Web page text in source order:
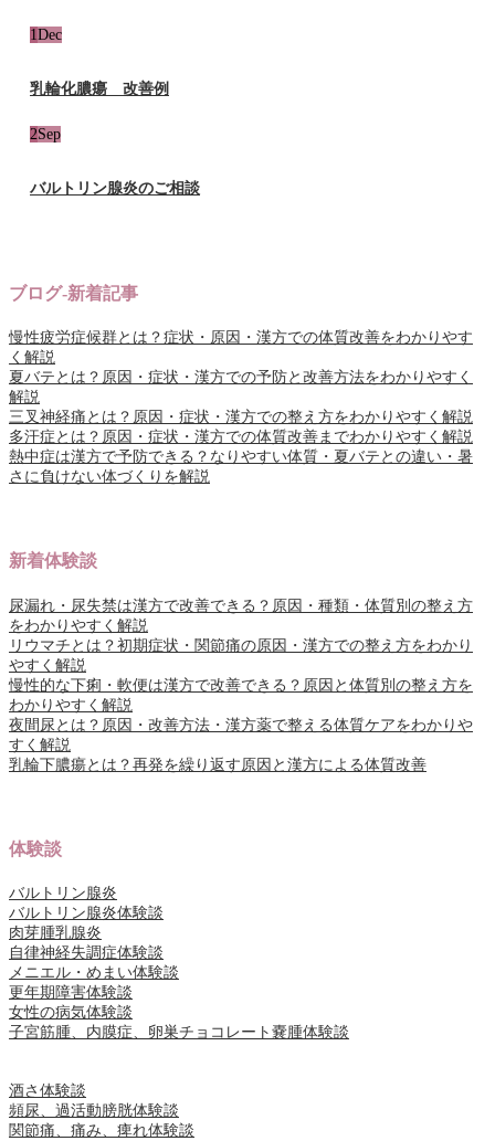
1 Dec
乳輪化膿瘍 改善例
2Sep
バルトリン腺炎のご相談
ブログ-新着記事
慢性疲労症候群とは？症状・原因・漢方での体質改善をわかりやす
く解説
夏バテとは？原因・症状・漢方での予防と改善方法をわかりやすく
解説
三叉神経痛とは？原因・症状・漢方での整え方をわかりやすく解説
多汗症とは？原因・症状・漢方での体質改善までわかりやすく解説
熱中症は漢方で予防できる？なりやすい体質・夏バテとの違い・暑
さに負けない体づくりを解説
新着体験談
尿漏れ・尿失禁は漢方で改善できる？原因・種類・体質別の整え方
をわかりやすく解説
リウマチとは？初期症状・関節痛の原因・漢方での整え方をわかり
やすく解説
慢性的な下痢・軟便は漢方で改善できる？原因と体質別の整え方を
わかりやすく解説
夜間尿とは？原因・改善方法・漢方薬で整える体質ケアをわかりや
すく解説
乳輪下膿瘍とは？再発を繰り返す原因と漢方による体質改善
体験談
バルトリン腺炎
バルトリン腺炎体験談
肉芽腫乳腺炎
自律神経失調症体験談
メニエル・めまい体験談
更年期障害体験談
女性の病気体験談
子宮筋腫、内膜症、卵巣チョコレート嚢腫体験談
酒さ体験談
頻尿、過活動膀胱体験談
関節痛、痛み、痺れ体験談